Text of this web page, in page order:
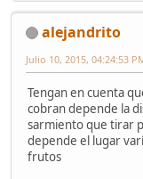
alejandrito
Julio 10, 2015, 04:24:53
Tengan en cuenta
cobran depende la
sarmiento que tirar
depende el lugar
frutos